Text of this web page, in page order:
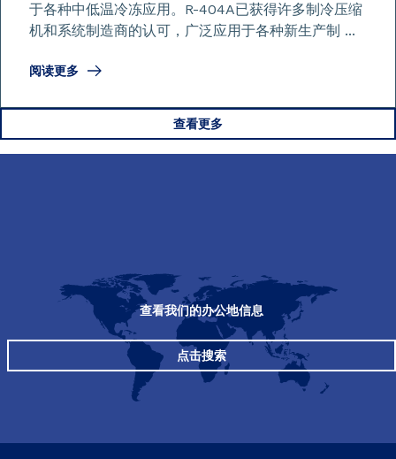
于各种中低温冷冻应用。R-404A已获得许多制冷压缩
机和系统制造商的认可，广泛应用于各种新生产制 ...
阅读更多
查看更多
查看我们的办公地信息
点击搜索